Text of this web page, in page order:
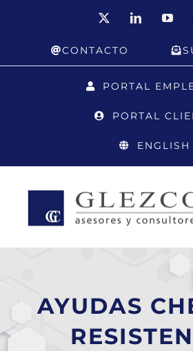
LinkedIn
CONTACTO
PORTAL
PORTAL
ENGLISH
AYUDAS